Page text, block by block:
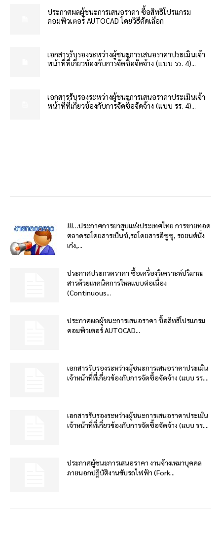
ประกาศผลผู้ชนะการเสนอราคา ซื้อสิทธิโปรแกรม
คอมพิวเตอร์ AUTOCAD โดยวิธีคัดเลือก
เอกสารรับรองระหว่างผู้ชนะการเสนอราคาประเมินเจ้า
หน้าที่ที่เกี่ยวข้องกับการจัดซื้อจัดจ้าง (แบบ รร. 4)...
เอกสารรับรองระหว่างผู้ชนะการเสนอราคาประเมินเจ้า
หน้าที่ที่เกี่ยวข้องกับการจัดซื้อจัดจ้าง (แบบ รร. 4)...
!!!…ประกาศการยาสูบแห่งประเทศไทย การขายทอด
ตลาดรถโดยสารเบ็นซ์,รถโดยสารอีซูซุ, รถยนต์นั่ง
เก๋ง,...
ประกาศประกวดราคา ซื้อเครื่องวิเคราะห์ปริมาณ
สารด้วยเทคนิคการไหลแบบต่อเนื่อง
(Continuous...
ประกาศผลผู้ชนะการเสนอราคา ซื้อสิทธิโปรแกรม
คอมพิวเตอร์ AUTOCAD...
เอกสารรับรองระหว่างผู้ชนะการเสนอราคาประเมิน
เจ้าหน้าที่ที่เกี่ยวข้องกับการจัดซื้อจัดจ้าง (แบบ รร....
เอกสารรับรองระหว่างผู้ชนะการเสนอราคาประเมิน
เจ้าหน้าที่ที่เกี่ยวข้องกับการจัดซื้อจัดจ้าง (แบบ รร....
ประกาศผู้ชนะการเสนอราคา งานจ้างเหมาบุคคล
ภายนอกปฏิบัติงานขับรถไฟฟ้า (Fork...